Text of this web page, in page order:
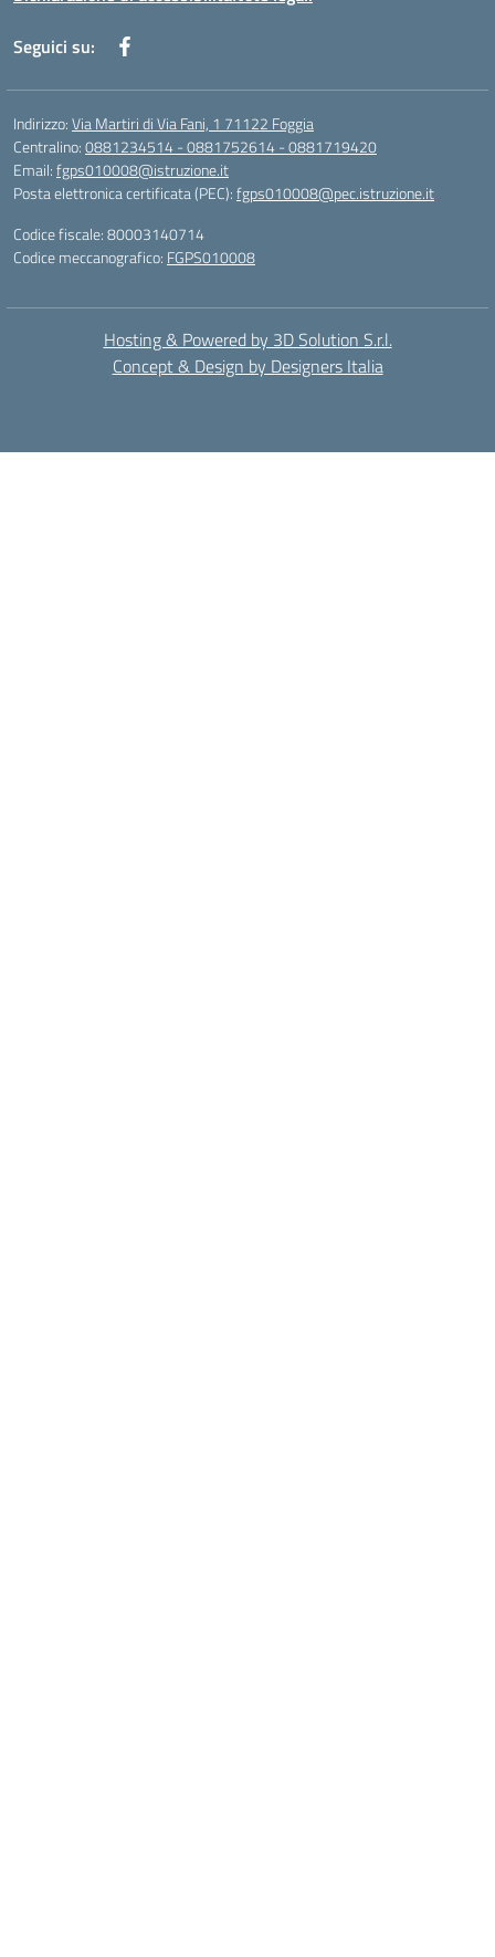
Seguici su:
Indirizzo:Via Martiri di Via Fani, 1 71122 Foggia
Centralino:0881234514 - 0881752614 - 0881719420
Email:fgps010008@istruzione.it
Posta elettronica certificata (PEC):fgps010008@pec.istruzione.it
Codice fiscale: 80003140714
Codice meccanografico: FGPS010008
Hosting & Powered by 3D Solution S.r.l.
Concept & Design by Designers Italia